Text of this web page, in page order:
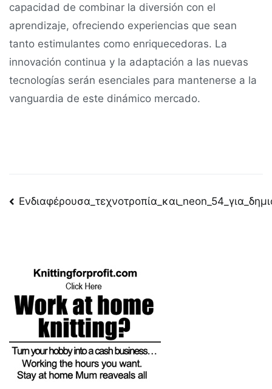
capacidad de combinar la diversión con el
aprendizaje, ofreciendo experiencias que sean
tanto estimulantes como enriquecedoras. La
innovación continua y la adaptación a las nuevas
tecnologías serán esenciales para mantenerse a la
vanguardia de este dinámico mercado.
Post